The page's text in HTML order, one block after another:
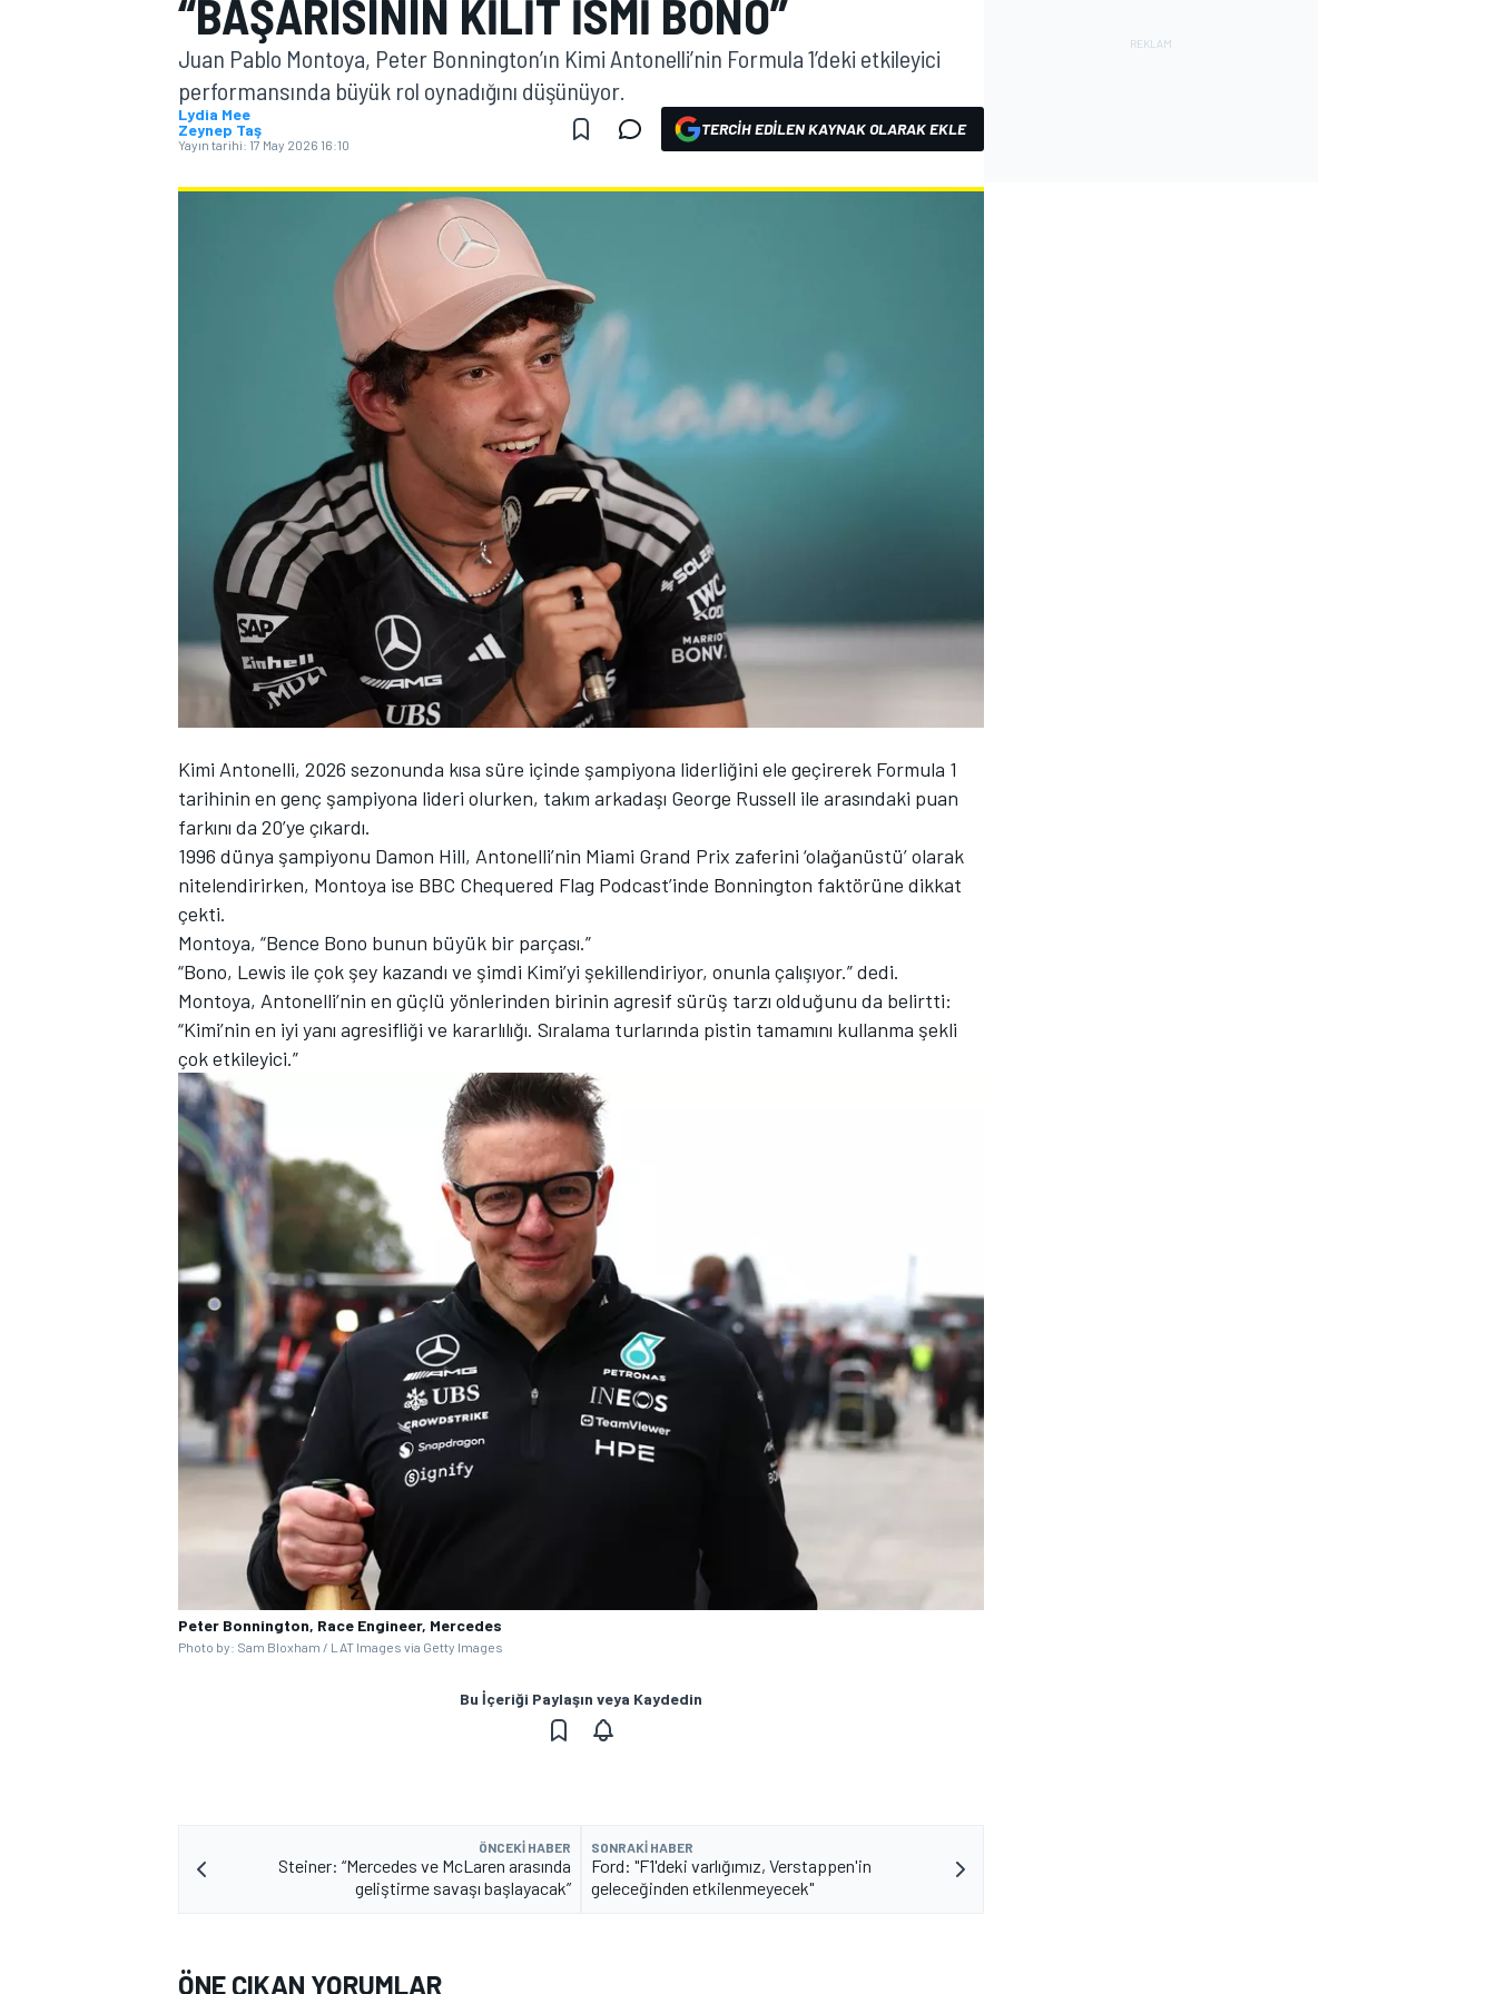
MOTOGP
TÜRK SPORCULAR
“BAŞARISININ KILIT ISMI BONO”
Juan Pablo Montoya, Peter Bonnington’ın Kimi Antonelli’nin Formula 1’deki etkileyici
performansında büyük rol oynadığını düşünüyor.
Lydia Mee
Zeynep Taş
Yayın tarihi: 17 May 2026 16:10
TERCIH EDILEN KAYNAK OLARAK EKLE
Kimi Antonelli, 2026 sezonunda kısa süre içinde şampiyona liderliğini ele geçirerek Formula 1
tarihinin en genç şampiyona lideri olurken, takım arkadaşı George Russell ile arasındaki puan
farkını da 20’ye çıkardı.
1996 dünya şampiyonu Damon Hill, Antonelli’nin Miami Grand Prix zaferini ‘olağanüstü’ olarak
nitelendirirken, Montoya ise BBC Chequered Flag Podcast’inde Bonnington faktörüne dikkat
çekti.
Montoya, “Bence Bono bunun büyük bir parçası.”
“Bono, Lewis ile çok şey kazandı ve şimdi Kimi’yi şekillendiriyor, onunla çalışıyor.” dedi.
Montoya, Antonelli’nin en güçlü yönlerinden birinin agresif sürüş tarzı olduğunu da belirtti:
“Kimi’nin en iyi yanı agresifliği ve kararlılığı. Sıralama turlarında pistin tamamını kullanma şekli
çok etkileyici.”
Peter Bonnington, Race Engineer, Mercedes
Photo by: Sam Bloxham / LAT Images via Getty Images
Bu İçeriği Paylaşın veya Kaydedin
ÖNCEKI HABER
Steiner: “Mercedes ve McLaren arasında
geliştirme savaşı başlayacak”
SONRAKI HABER
Ford: "F1'deki varlığımız, Verstappen'in
geleceğinden etkilenmeyecek"
ÖNE ÇIKAN YORUMLAR